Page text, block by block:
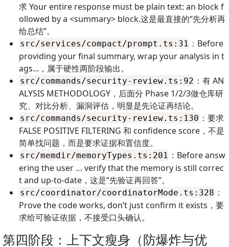
求 Your entire response must be plain text: an block f
ollowed by a <summary> block.这是最直接的“先分析再
给总结”。
src/services/compact/prompt.ts:31 ：Before
providing your final summary, wrap your analysis in t
ags...，属于硬性两阶段输出。
src/commands/security-review.ts:92 ：有 AN
ALYSIS METHODOLOGY，后面分 Phase 1/2/3做仓库研
究、对比分析、漏洞评估，明显是先论证再结论。
src/commands/security-review.ts:130 ：要求
FALSE POSITIVE FILTERING 和 confidence score，不是
简单找问题，而是要求证据和置信度。
src/memdir/memoryTypes.ts:201 ：Before answ
ering the user … verify that the memory is still correc
t and up-to-date，这是“先验证再回答”。
src/coordinator/coordinatorMode.ts:328 ：
Prove the code works, don’t just confirm it exists，要
求给可验证依据，不接受口头确认。
第四阶段：上下文瘦身（防爆炸与优